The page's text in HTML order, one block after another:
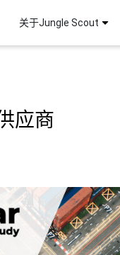
关于Jungle Scout
应商